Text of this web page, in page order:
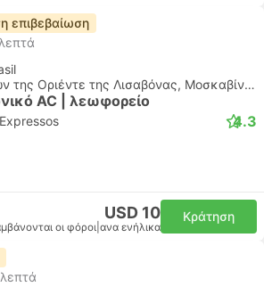
επιβεβαίωση
Σταθμός λεωφορείων της Οριέντε της Λισαβόνας, Μοσκαβίντε
AC | λεωφορείο
4.3
USD 10
οι φόροι ανα ενήλικα
Κράτηση